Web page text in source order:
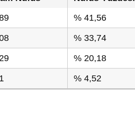
% 41,56
% 33,74
% 20,18
% 4,52